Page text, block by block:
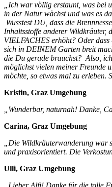
„Ich war völlig erstaunt, was bei
in der Natur wächst und was es
Wusstest DU, dass die
Inhaltsstoffe anderer Wildkräuter,
VIELFACHES erhöht? Oder dass
sich in DEINEM Garten breit
die Du gerade brauchst? Also,
möglichst vielen meiner Freunde
möchte, so etwas mal zu erleben.
Kristin, Graz Umgebung
„Wunderbar, naturnah! Danke,
Carina, Graz Umgebung
„Die Wildkräuterwanderung war
und praxisorientiert. Die
Ulli, Graz Umgebung